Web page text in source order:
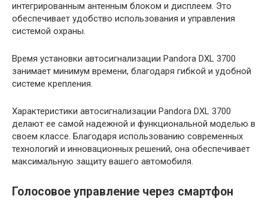
интегрированным антенным блоком и дисплеем. Это
обеспечивает удобство использования и управления
системой охраны.
Время установки автосигнализации Pandora DXL 3700
занимает минимум времени, благодаря гибкой и удобной
системе крепления.
Характеристики автосигнализации Pandora DXL 3700
делают ее самой надежной и функциональной моделью в
своем классе. Благодаря использованию современных
технологий и инновационных решений, она обеспечивает
максимальную защиту вашего автомобиля.
Голосовое управление через смартфон